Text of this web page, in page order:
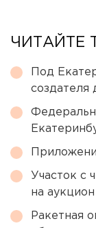
ЧИТАЙТЕ
Под
создателя
Участок с
на
Ракетная